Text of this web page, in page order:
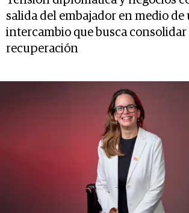
salida del embajador en medio de
intercambio que busca consolidar
recuperación